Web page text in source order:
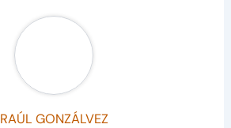
RAÚL GONZÁLVEZ